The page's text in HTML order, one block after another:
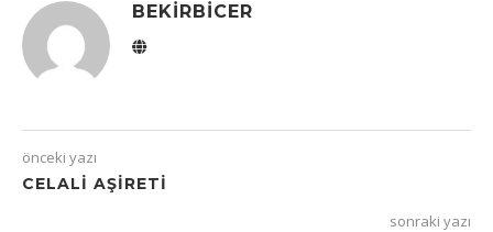
BEKIRBICER
önceki yazı
CELALI AŞIRETI
sonraki yazı